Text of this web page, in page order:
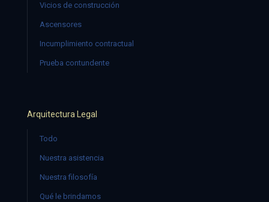
Vicios de construcción
Ascensores
Incumplimiento contractual
Prueba contundente
Arquitectura Legal
Todo
Nuestra asistencia
Nuestra filosofía
Qué le brindamos